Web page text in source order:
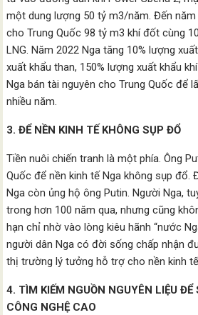
một dung lượng 50 tỷ m3/năm. Đến năm
cho Trung Quốc 98 tỷ m3 khí đốt cùng
LNG. Năm 2022 Nga tăng 10% lượng
xuất khẩu than, 150% lượng xuất khẩu
Nga bán tài nguyên cho Trung Quốc để
nhiều năm.
3. ĐỂ NỀN KINH TẾ KHÔNG SỤP ĐỔ
Tiền nuôi chiến tranh là một phía. Ông
Quốc để nền kinh tế Nga không sụp đổ.
Nga còn ủng hộ ông Putin. Người Nga,
trong hơn 100 năm qua, nhưng cũng
hạn chỉ nhờ vào lòng kiêu hãnh “nước
người dân Nga có đời sống chấp nhận
thị trường lý tưởng hỗ trợ cho nền kinh
4. TÌM KIẾM NGUỒN NGUYÊN LIỆU ĐỂ
CÔNG NGHỆ CAO